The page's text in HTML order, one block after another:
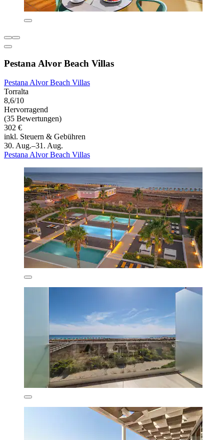
Pestana Alvor Beach Villas
Pestana Alvor Beach Villas
Torralta
8,6/10
Hervorragend
(35 Bewertungen)
302 €
inkl. Steuern & Gebühren
30. Aug.–31. Aug.
Pestana Alvor Beach Villas